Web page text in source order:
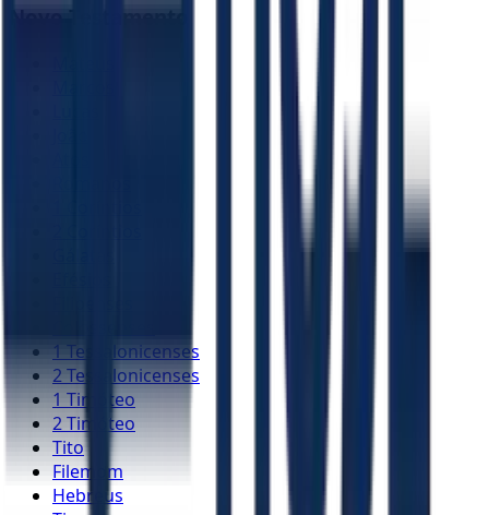
Novo Testamento
1 Tessalonicenses
2 Tessalonicenses
1 Timóteo
2 Timóteo
Tito
Filemom
Hebreus